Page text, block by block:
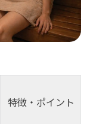
特徴・ポイント